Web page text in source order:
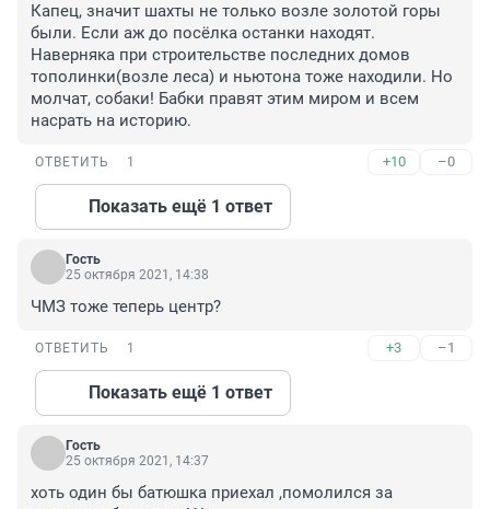
Капец, значит шахты не только возле золотой горы
были. Если аж до посёлка останки находят.
Наверняка при строительстве последних домов
тополинки(возле леса) и ньютона тоже находили. Но
молчат, собаки! Бабки правят этим миром и всем
насрать на историю.
ОТВЕТИТЬ 1 +10 –0
Показать ещё 1 ответ
Гость
25 октября 2021, 14:38
ЧМЗ тоже теперь центр?
ОТВЕТИТЬ 1 +3 –1
Показать ещё 1 ответ
Гость
25 октября 2021, 14:37
хоть один бы батюшка приехал ,помолился за